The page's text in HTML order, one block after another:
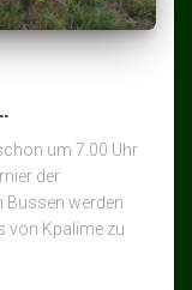
um 7.00 Uhr
der
Bussen werden
von Kpalime zu